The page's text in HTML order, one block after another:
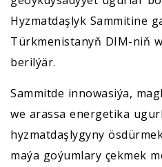
Hyzmatdaşlyk Sammitine
Türkmenistanyň DIM-niň
berilýär.
Sammitde innowasiýa,
we arassa energetika
hyzmatdaşlygyny
maýa goýumlary çekmek